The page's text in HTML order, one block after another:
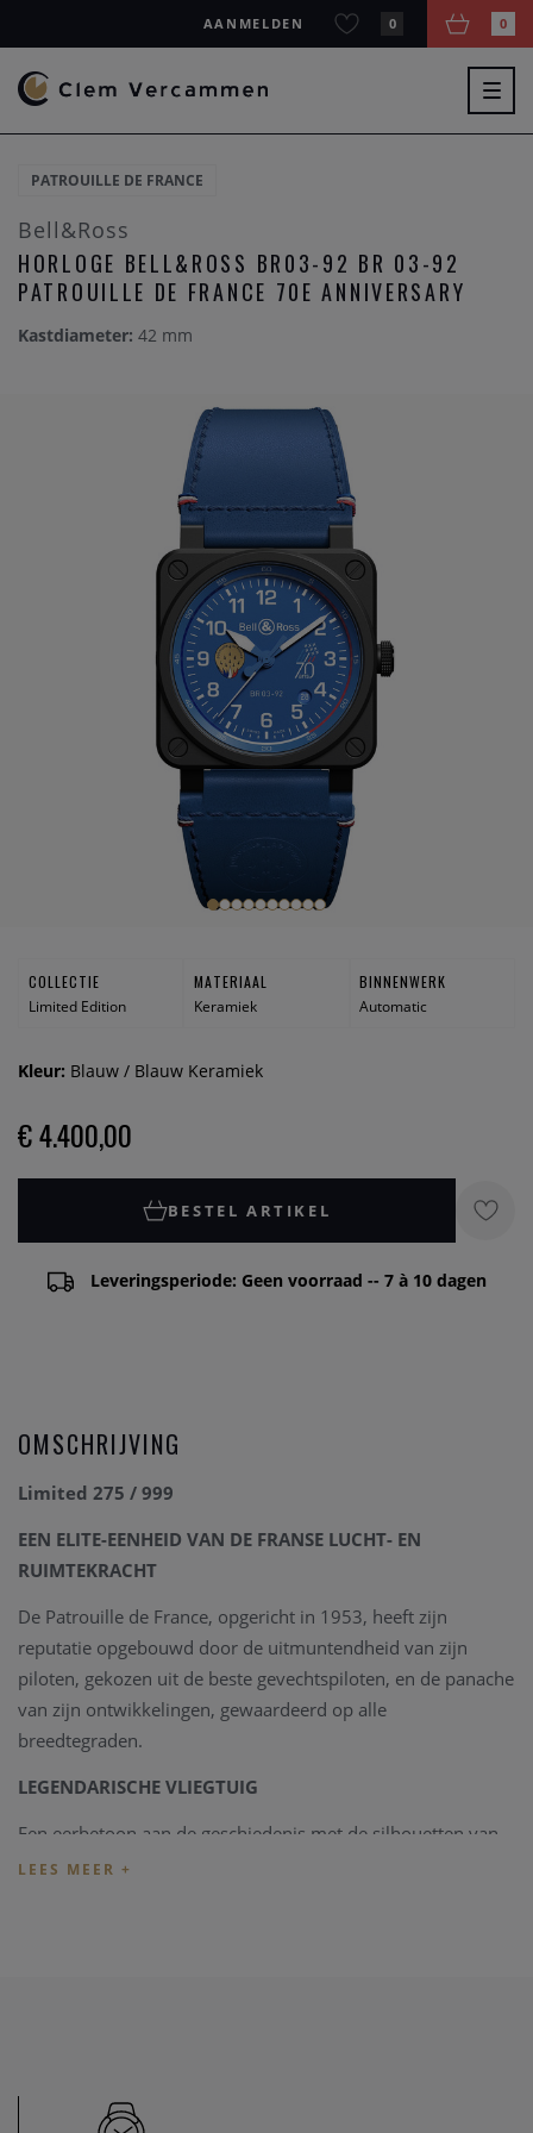
AANMELDEN 0 0
PATROUILLE DE FRANCE
Bell&Ross
HORLOGE BELL&ROSS BR03-92 BR 03-92
PATROUILLE DE FRANCE 70E ANNIVERSARY
Kastdiameter: 42 mm
COLLECTIE
Limited Edition
MATERIAAL
Keramiek
BINNENWERK
Automatic
Kleur: Blauw / Blauw Keramiek
€ 4.400,00
BESTEL ARTIKEL
Leveringsperiode: Geen voorraad -- 7 à 10 dagen
OMSCHRIJVING
Limited 275 / 999
EEN ELITE-EENHEID VAN DE FRANSE LUCHT- EN
RUIMTEKRACHT
De Patrouille de France, opgericht in 1953, heeft zijn
reputatie opgebouwd door de uitmuntendheid van zijn
piloten, gekozen uit de beste gevechtspiloten, en de panache
van zijn ontwikkelingen, gewaardeerd op alle
breedtegraden.
LEGENDARISCHE VLIEGTUIG
Een eerbetoon aan de geschiedenis met de silhouetten van
de 5 vliegtuigen die hebben gevlogen sinds de oprichting
verjaardag verschijnen in het hart van deze wijzerplaat,